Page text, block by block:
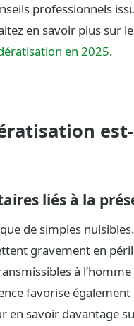
professionnels
en savoir plus sur
en 2025.
liés à la
de simples nuisibles.
gravement en
à
favorise
en savoir davantage